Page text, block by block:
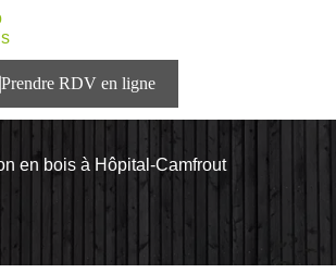
en bois à Hôpital-Camfrout